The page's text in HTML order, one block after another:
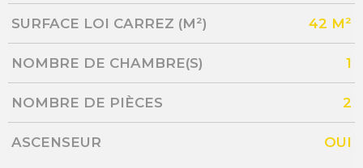
SURFACE LOI CARREZ (M²) 42 M²
NOMBRE DE CHAMBRE(S) 1
NOMBRE DE PIÈCES 2
ASCENSEUR OUI